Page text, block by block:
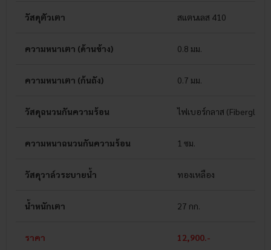
วัสดุตัวเตา สแตนเลส 410
ความหนาเตา (ด้านข้าง) 0.8 มม.
ความหนาเตา (ก้นถัง) 0.7 มม.
วัสดุฉนวนกันความร้อน ไฟเบอร์กลาส (Fiberglass)
ความหนาฉนวนกันความร้อน 1 ซม.
วัสดุวาล์วระบายน้ำ ทองเหลือง
น้ำหนักเตา 27 กก.
ราคา 12,900.-